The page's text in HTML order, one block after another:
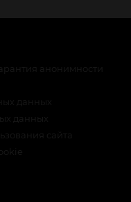
анонимности
данных
данных
сайта